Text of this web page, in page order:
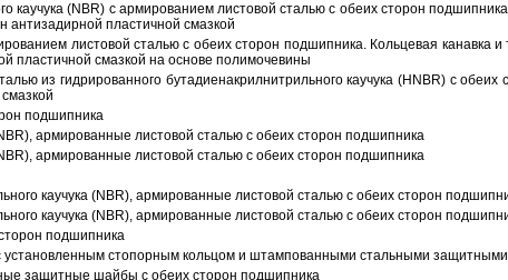
каучука (NBR) с армированием листовой сталью с обеих сторон
антизадирной пластичной смазкой
листовой сталью с обеих сторон подшипника. Кольцевая канавка
пластичной смазкой на основе полимочевины
из гидрированного бутадиенакрилнитрильного каучука (HNBR) с
подшипника
армированные листовой сталью с обеих сторон подшипника
армированные листовой сталью с обеих сторон подшипника
каучука (NBR), армированные листовой сталью с обеих сторон
каучука (NBR), армированные листовой сталью с обеих сторон
подшипника
установленным стопорным кольцом и штампованными стальными
защитные шайбы с обеих сторон подшипника